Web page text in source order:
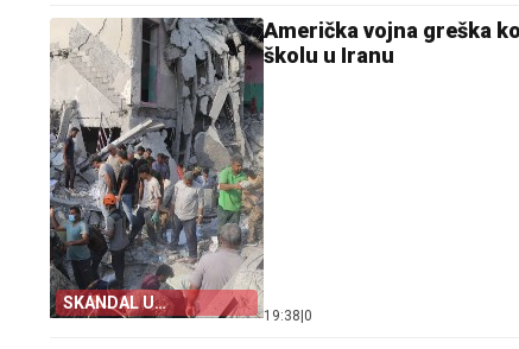
SKANDAL U
PENTAGONU
Američka vojna greška
školu u Iranu
19:38 0